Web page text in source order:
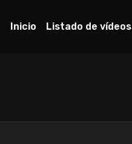
Inicio Listado de vídeos